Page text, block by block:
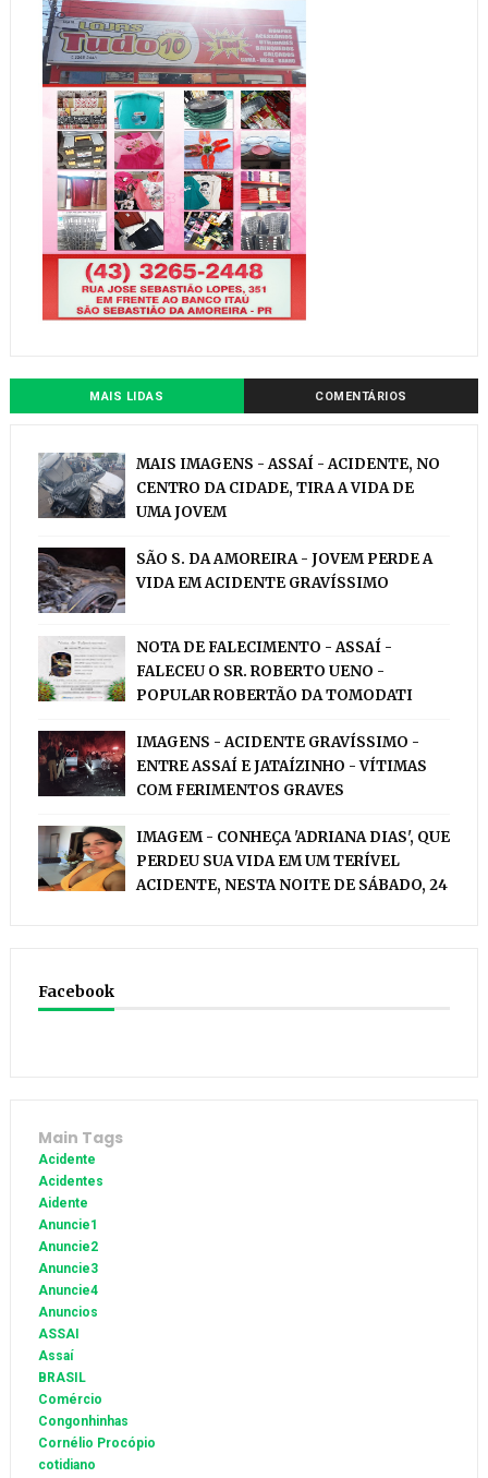
MAIS LIDAS COMENTÁRIOS
MAIS IMAGENS - ASSAÍ - ACIDENTE, NO
CENTRO DA CIDADE, TIRA A VIDA DE
UMA JOVEM
SÃO S. DA AMOREIRA - JOVEM PERDE A
VIDA EM ACIDENTE GRAVÍSSIMO
NOTA DE FALECIMENTO - ASSAÍ -
FALECEU O SR. ROBERTO UENO -
POPULAR ROBERTÃO DA TOMODATI
IMAGENS - ACIDENTE GRAVÍSSIMO -
ENTRE ASSAÍ E JATAÍZINHO - VÍTIMAS
COM FERIMENTOS GRAVES
IMAGEM - CONHEÇA 'ADRIANA DIAS', QUE
PERDEU SUA VIDA EM UM TERÍVEL
ACIDENTE, NESTA NOITE DE SÁBADO, 24
Facebook
Main Tags
Acidente
Acidentes
Aidente
Anuncie1
Anuncie2
Anuncie3
Anuncie4
Anuncios
ASSAI
Assaí
BRASIL
Comércio
Congonhinhas
Cornélio Procópio
cotidiano